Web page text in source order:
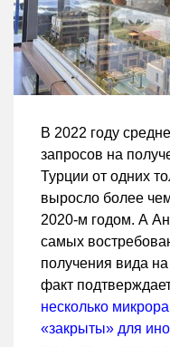
В 2022 году
запросов на
Турции от одних
выросло более
2020-м годом. А
самых
получения вида
факт
несколько
«закрыты» для